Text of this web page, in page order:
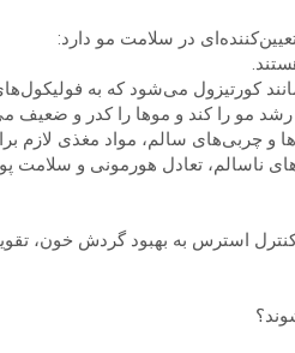
در سلامت مو دارد:
کورتیزول می‌شود که به
رشد مو را کند و موها را کدر و ضعیف
و چربی‌های سالم، مواد مغذی
ناسالم، تعادل هورمونی و سلامت
کنترل استرس به بهبود گردش خون،